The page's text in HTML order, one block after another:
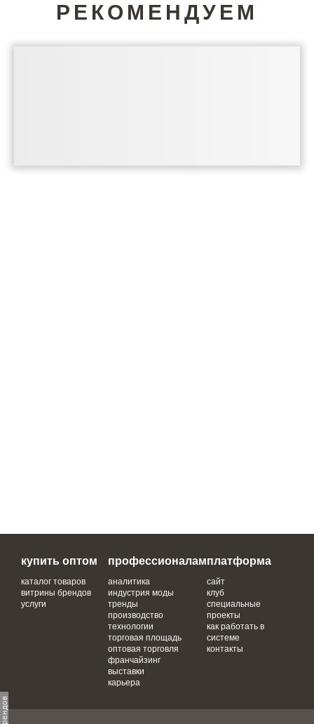
РЕКОМЕНДУЕМ
купить оптом
каталог товаров
витрины брендов
услуги
профессионалам
аналитика
индустрия моды
тренды
производство
технологии
торговая площадь
оптовая торговля
франчайзинг
выставки
карьера
платформа
сайт
клуб
специальные
проекты
как работать в
системе
контакты